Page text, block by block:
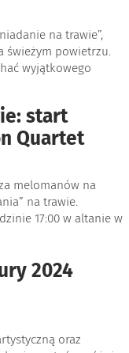
na trawie”,
świeżym powietrzu.
wyjątkowego
start
Quartet
melomanów na
na trawie.
17:00 w altanie w
2024
oraz